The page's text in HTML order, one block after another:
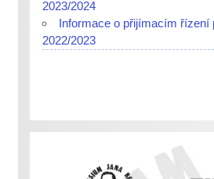
2023/2024
Informace o přijímacím řízení
2022/2023